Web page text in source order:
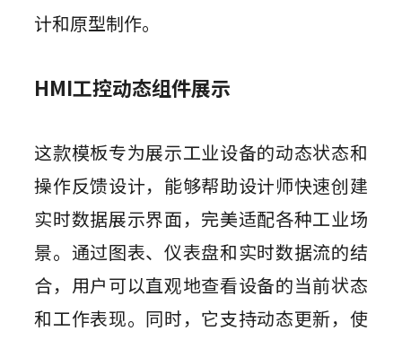
计和原型制作。
HMI工控动态组件展示
这款模板专为展示工业设备的动态状态和
操作反馈设计，能够帮助设计师快速创建
实时数据展示界面，完美适配各种工业场
景。通过图表、仪表盘和实时数据流的结
合，用户可以直观地查看设备的当前状态
和工作表现。同时，它支持动态更新，使